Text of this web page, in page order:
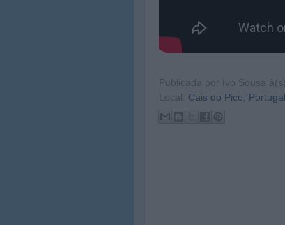
Publicada por Ivo Sousa à(s)
Local: Cais do Pico, Portugal